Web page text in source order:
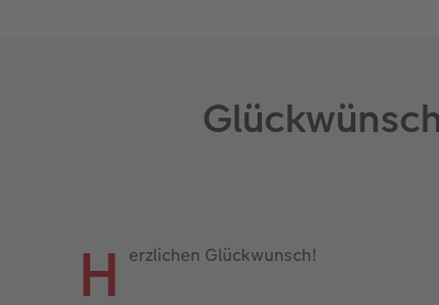
H erzlichen Glückwunsch!